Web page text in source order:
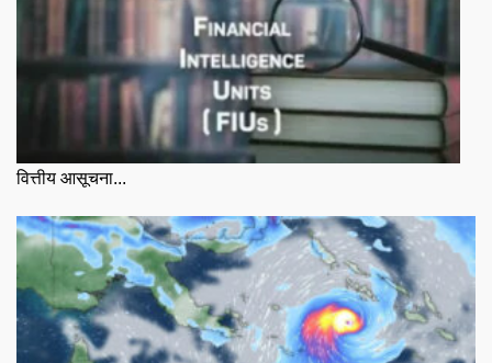
वित्तीय आसूचना...